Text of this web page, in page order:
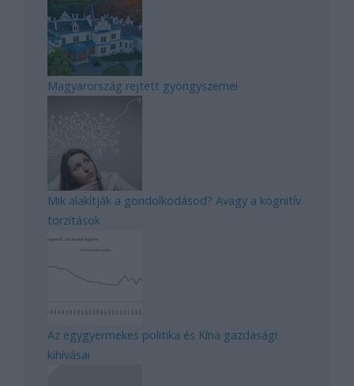
Magyarország rejtett gyöngyszemei
Mik alakítják a gondolkodásod? Avagy a kognitív
torzítások
Az egygyermekes politika és Kína gazdasági
kihívásai